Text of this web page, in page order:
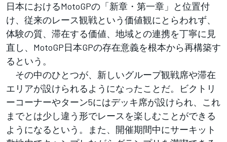
日本におけるMotoGPの「新章・第⼀章」と位置付
け、従来のレース観戦という価値観にとらわれず、
体験の質、滞在する価値、地域との連携を丁寧に見
直し、MotoGP日本GPの存在意義を根本から再構築す
るという。
その中のひとつが、新しいグループ観戦席や滞在
エリアが設けられるようになったことだ。ビクトリ
ーコーナーやターン5にはデッキ席が設けられ、これ
までとは少し違う形でレースを楽しむことができる
ようになるという。また、開催期間中にサーキット